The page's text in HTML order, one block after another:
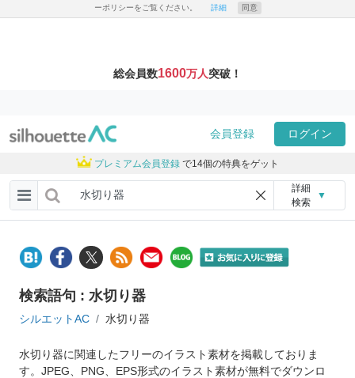
ーポリシーをご覧ください。 詳細 同意
総会員数1600万人突破！
会員登録 ログイン
プレミアム会員登録 で14個の特典をゲット
詳細
検索
▼
検索語句 : 水切り器
シルエットAC 水切り器
水切り器に関連したフリーのイラスト素材を掲載しておりま
す。JPEG、PNG、EPS形式のイラスト素材が無料でダウンロ